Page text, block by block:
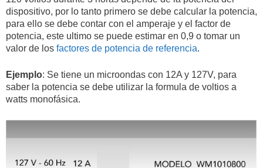
dispositivo, por lo tanto primero se debe calcular la potencia,
para ello se debe contar con el amperaje y el factor de
potencia, este ultimo se puede estimar en 0,9 o tomar un
valor de los factores de potencia de referencia.
Ejemplo: Se tiene un microondas con 12A y 127V, para
saber la potencia se debe utilizar la formula de voltios a
watts monofásica.